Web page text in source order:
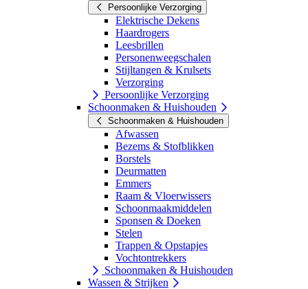
Persoonlijke Verzorging
Elektrische Dekens
Haardrogers
Leesbrillen
Personenweegschalen
Stijltangen & Krulsets
Verzorging
Persoonlijke Verzorging
Schoonmaken & Huishouden
Schoonmaken & Huishouden
Afwassen
Bezems & Stofblikken
Borstels
Deurmatten
Emmers
Raam & Vloerwissers
Schoonmaakmiddelen
Sponsen & Doeken
Stelen
Trappen & Opstapjes
Vochtontrekkers
Schoonmaken & Huishouden
Wassen & Strijken